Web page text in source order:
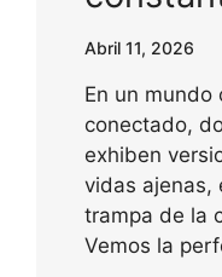
Abril 11, 2026
En un mundo
conectado,
exhiben
vidas ajenas,
trampa de la
Vemos la